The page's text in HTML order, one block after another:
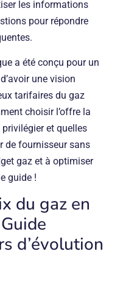
les informations
pour répondre
a été conçu pour un
une vision
tarifaires du gaz
choisir l’offre la
et quelles
de fournisseur sans
gaz et à optimiser
guide !
du gaz en
d’évolution